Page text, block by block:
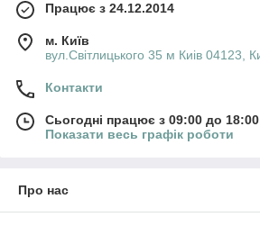
Працює з 24.12.2014
м. Київ
вул.Світлицького 35 м Киів 04123,
Контакти
Сьогодні працює з 09:00 до 18:00
Показати весь графік роботи
Про нас